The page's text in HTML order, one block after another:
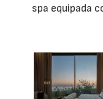
spa equipada